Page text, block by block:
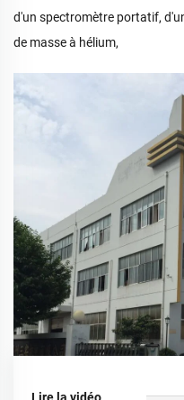
d'un spectromètre portatif,
de masse à hélium,